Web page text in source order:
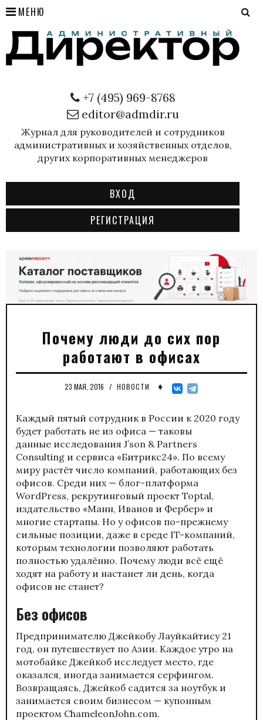
МЕНЮ
+7 (495) 969-8768
editor@admdir.ru
Журнал для руководителей и сотрудников
административных и хозяйственных отделов,
других корпоративных менеджеров
ВХОД
РЕГИСТРАЦИЯ
Почему люди до сих пор
работают в офисах
23 МАЯ, 2016 / НОВОСТИ ♦
Каждый пятый сотрудник в России к 2020 году
будет работать не из офиса — таковы
данные исследования J’son & Partners
Consulting и сервиса «Битрикс24». По всему
миру растёт число компаний, работающих без
офисов. Среди них — блог-платформа
WordPress, рекрутинговый проект Toptal,
издательство «Манн, Иванов и Фербер» и
многие стартапы. Но у офисов по-прежнему
сильные позиции, даже в среде IT-компаний,
которым технологии позволяют работать
полностью удалённо. Почему люди всё ещё
ходят на работу и настанет ли день, когда
офисов не станет?
Без офисов
Предпринимателю Джейкобу Лауйкайтису 21
год, он путешествует по Азии. Каждое утро на
мотобайке Джейкоб исследует место, где
оказался, иногда занимается серфингом.
Возвращаясь, Джейкоб садится за ноутбук и
занимается своим бизнесом — купонным
проектом ChameleonJohn.com.